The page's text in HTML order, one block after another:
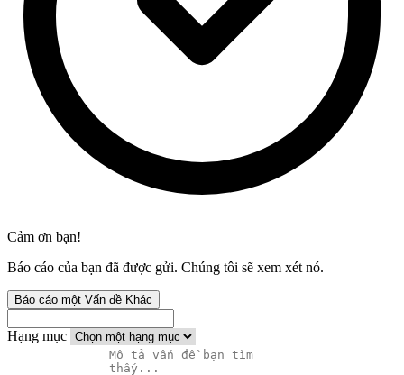
Cảm ơn bạn!
Báo cáo của bạn đã được gửi. Chúng tôi sẽ xem xét nó.
Báo cáo một Vấn đề Khác
Hạng mục